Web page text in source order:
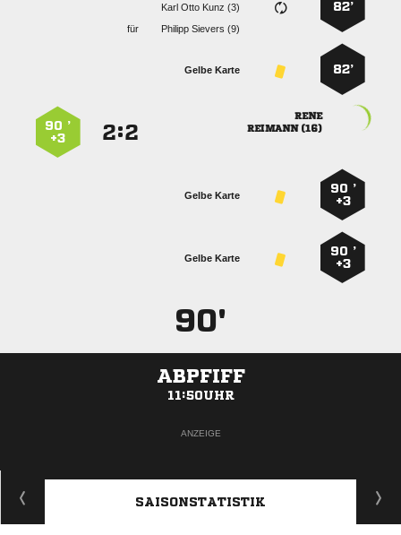
82’
   
für
  
82’
Gelbe Karte

 
:
90 ’
+3
90 ’
+3
Gelbe Karte
90 ’
+3
Gelbe Karte
90'
ABPFIFF
11:50UHR
ANZEIGE
SAISONSTATISTIK